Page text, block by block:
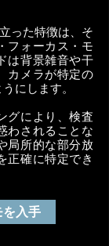
った特徴は、そ
フォーカス・モ
は背景雑音や干
カメラが特定の
にします。
グにより、検査
わされることな
局所的な部分放
正確に特定でき
入手